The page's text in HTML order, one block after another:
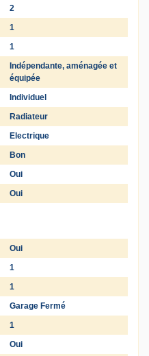
2
1
1
Indépendante, aménagée et
équipée
Individuel
Radiateur
Electrique
Bon
Oui
Oui
Oui
1
1
Garage Fermé
1
Oui